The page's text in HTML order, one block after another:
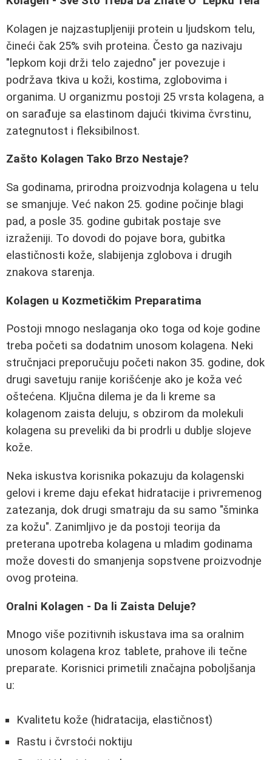
Kolagen je najzastupljeniji protein u ljudskom telu,
čineći čak 25% svih proteina. Često ga nazivaju
"lepkom koji drži telo zajedno" jer povezuje i
podržava tkiva u koži, kostima, zglobovima i
organima. U organizmu postoji 25 vrsta kolagena, a
on sarađuje sa elastinom dajući tkivima čvrstinu,
zategnutost i fleksibilnost.
Zašto Kolagen Tako Brzo Nestaje?
Sa godinama, prirodna proizvodnja kolagena u telu
se smanjuje. Već nakon 25. godine počinje blagi
pad, a posle 35. godine gubitak postaje sve
izraženiji. To dovodi do pojave bora, gubitka
elastičnosti kože, slabijenja zglobova i drugih
znakova starenja.
Kolagen u Kozmetičkim Preparatima
Postoji mnogo neslaganja oko toga od koje godine
treba početi sa dodatnim unosom kolagena. Neki
stručnjaci preporučuju početi nakon 35. godine, dok
drugi savetuju ranije korišćenje ako je koža već
oštećena. Ključna dilema je da li kreme sa
kolagenom zaista deluju, s obzirom da molekuli
kolagena su preveliki da bi prodrli u dublje slojeve
kože.
Neka iskustva korisnika pokazuju da kolagenski
gelovi i kreme daju efekat hidratacije i privremenog
zatezanja, dok drugi smatraju da su samo "šminka
za kožu". Zanimljivo je da postoji teorija da
preterana upotreba kolagena u mladim godinama
može dovesti do smanjenja sopstvene proizvodnje
ovog proteina.
Oralni Kolagen - Da li Zaista Deluje?
Mnogo više pozitivnih iskustava ima sa oralnim
unosom kolagena kroz tablete, prahove ili tečne
preparate. Korisnici primetili značajna poboljšanja
u:
Kvalitetu kože (hidratacija, elastičnost)
Rastu i čvrstoći noktiju